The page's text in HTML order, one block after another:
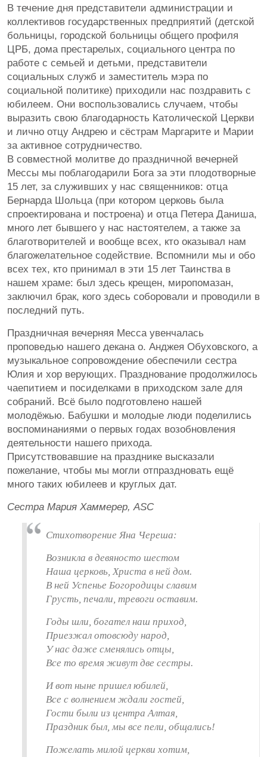
В течение дня представители администрации и
коллективов государственных предприятий (детской
больницы, городской больницы общего профиля
ЦРБ, дома престарелых, социального центра по
работе с семьей и детьми, представители
социальных служб и заместитель мэра по
социальной политике) приходили нас поздравить с
юбилеем. Они воспользовались случаем, чтобы
выразить свою благодарность Католической Церкви
и лично отцу Андрею и сёстрам Маргарите и Марии
за активное сотрудничество.
В совместной молитве до праздничной вечерней
Мессы мы поблагодарили Бога за эти плодотворные
15 лет, за служивших у нас священников: отца
Бернарда Шольца (при котором церковь была
спроектирована и построена) и отца Петера Даниша,
много лет бывшего у нас настоятелем, а также за
благотворителей и вообще всех, кто оказывал нам
благожелательное содействие. Вспомнили мы и обо
всех тех, кто принимал в эти 15 лет Таинства в
нашем храме: был здесь крещен, миропомазан,
заключил брак, кого здесь соборовали и проводили в
последний путь.
Праздничная вечерняя Месса увенчалась
проповедью нашего декана о. Анджея Обуховского, а
музыкальное сопровождение обеспечили сестра
Юлия и хор верующих. Празднование продолжилось
чаепитием и посиделками в приходском зале для
собраний. Всё было подготовлено нашей
молодёжью. Бабушки и молодые люди поделились
воспоминаниями о первых годах возобновления
деятельности нашего прихода.
Присутствовавшие на празднике высказали
пожелание, чтобы мы могли отпраздновать ещё
много таких юбилеев и круглых дат.
Сестра Мария Хаммерер, ASC
Стихотворение Яна Череша:
Возникла в девяносто шестом
Наша церковь, Христа в ней дом.
В ней Успенье Богородицы славим
Грусть, печали, тревоги оставим.
Годы шли, богател наш приход,
Приезжал отовсюду народ,
У нас даже сменялись отцы,
Все то время живут две сестры.
И вот ныне пришел юбилей,
Все с волнением ждали гостей,
Гости были из центра Алтая,
Праздник был, мы все пели, общались!
Пожелать милой церкви хотим,